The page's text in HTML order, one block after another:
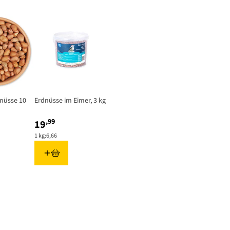
10
Erdnüsse im Eimer, 3 kg
19,99
1 kg:6,66